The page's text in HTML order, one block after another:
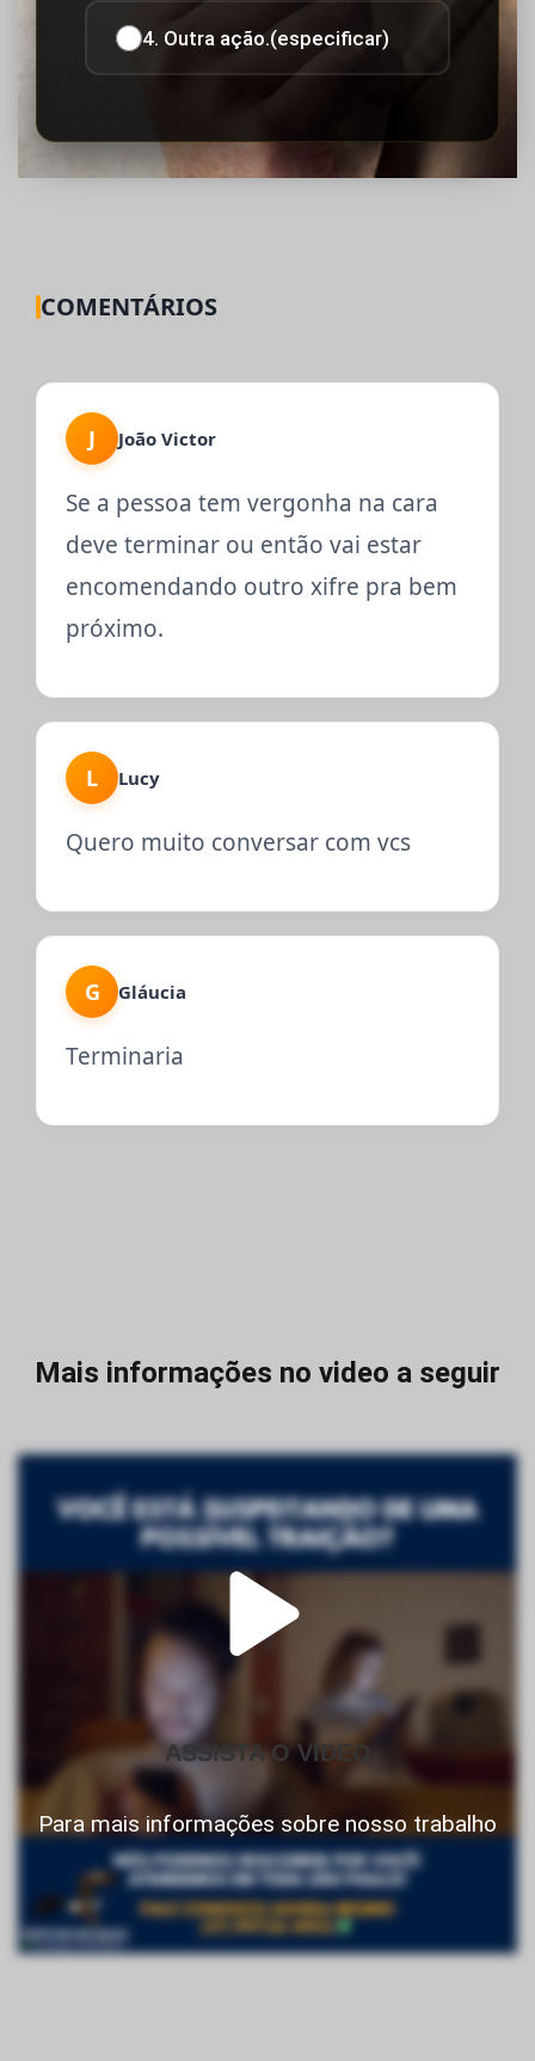
4. Outra ação.(especificar)
COMENTÁRIOS
J João Victor
Se a pessoa tem vergonha na cara
deve terminar ou então vai estar
encomendando outro xifre pra bem
próximo.
L Lucy
Quero muito conversar com vcs
G Gláucia
Terminaria
Mais informações no video a seguir
ASSISTA O VIDEO
Para mais informações sobre nosso trabalho